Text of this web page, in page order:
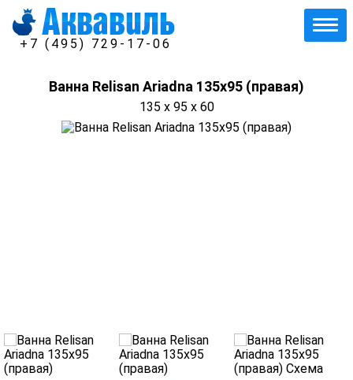
+7 (495) 729-17-06
Ванна Relisan Ariadna 135х95 (правая)
135 x 95 x 60